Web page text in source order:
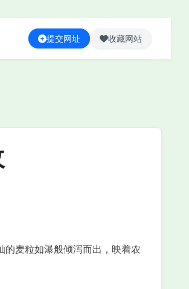
提交网址 收藏网站
麦粒如瀑般倾泻而出，映着农